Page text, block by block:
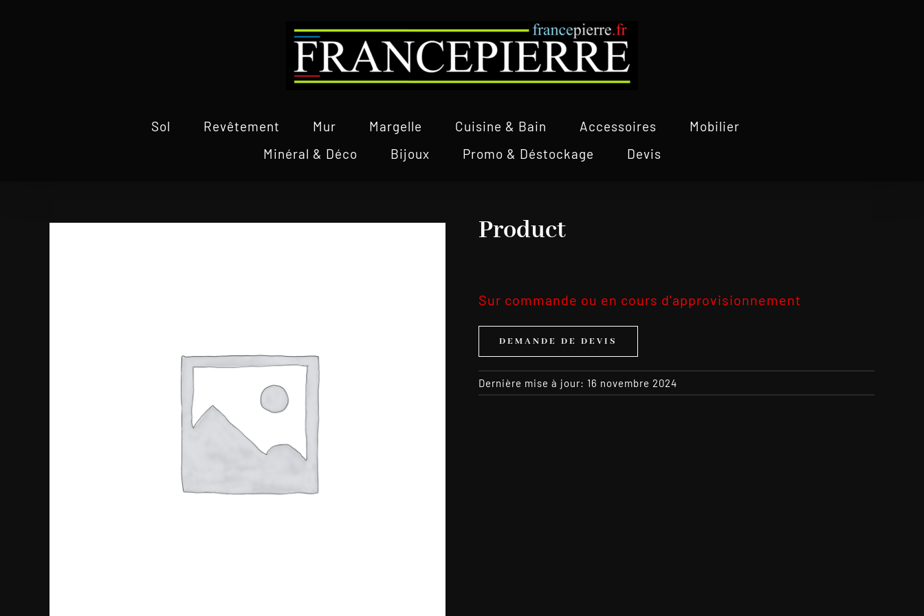
Sol Revêtement Mur Margelle Cuisine & Bain Accessoires
Mobilier
Minéral & Déco
Bijoux Promo & Déstockage Devis
Product
Sur commande ou en cours d'approvisionnement
DEMANDE DE DEVIS
Dernière mise à jour: 16 novembre 2024